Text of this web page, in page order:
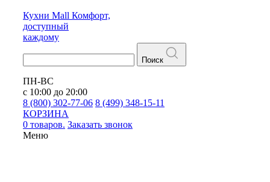
Кухни Mall Комфорт,
доступный
каждому
Поиск
ПН-ВС
с 10:00 до 20:00
8 (800) 302-77-06 8 (499) 348-15-11
КОРЗИНА
0 товаров. Заказать звонок
Меню